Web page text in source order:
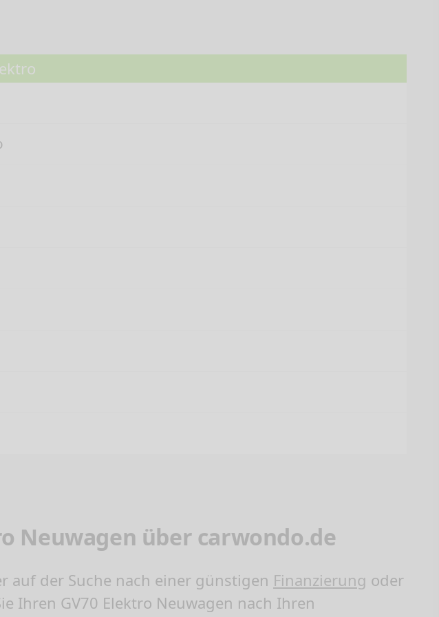
Neuwagen über carwondo.de
auf der Suche nach einer günstigen Finanzierung oder
Ihren GV70 Elektro Neuwagen nach Ihren